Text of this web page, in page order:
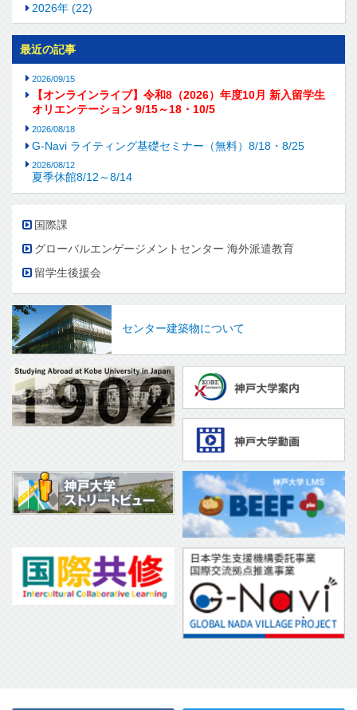
2026年 (22)
最近の記事
2026/09/15
【オンラインライブ】令和8（2026）年度10月 新入留学生
オリエンテーション 9/15～18・10/5
2026/08/18
G-Navi ライティング基礎セミナー（無料）8/18・8/25
2026/08/12
夏季休館8/12～8/14
国際課
グローバルエンゲージメントセンター 海外派遣教育
留学生後援会
センター建築物について